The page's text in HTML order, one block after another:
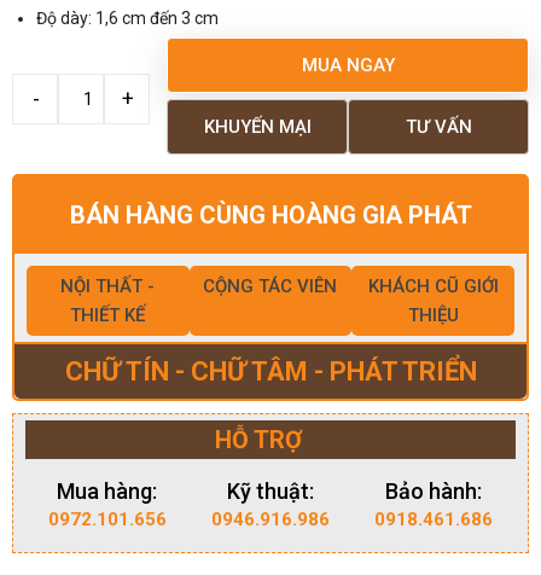
Độ dày: 1,6 cm đến 3 cm
MUA NGAY
TƯ VẤN
KHUYẾN MẠI
BÁN HÀNG CÙNG HOÀNG GIA PHÁT
NỘI THẤT -
THIẾT KẾ
CỘNG TÁC VIÊN
KHÁCH CŨ GIỚI
THIỆU
CHỮ TÍN - CHỮ TÂM - PHÁT TRIỂN
HỖ TRỢ
Mua hàng:
0972.101.656
Kỹ thuật:
0946.916.986
Bảo hành:
0918.461.686